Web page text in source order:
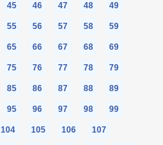
45 46 47 48 49
55 56 57 58 59
65 66 67 68 69
75 76 77 78 79
85 86 87 88 89
95 96 97 98 99
104 105 106 107